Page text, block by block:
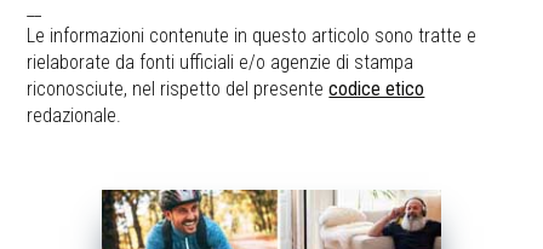
Le informazioni contenute in questo articolo sono tratte e
rielaborate da fonti ufficiali e/o agenzie di stampa
riconosciute, nel rispetto del presentecodice etico
redazionale.